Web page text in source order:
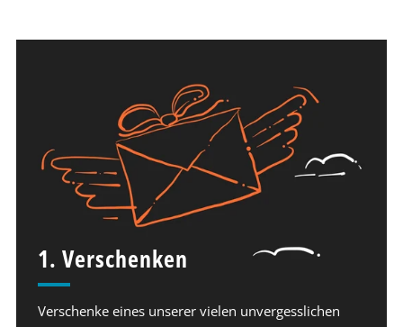
1. Verschenken
Verschenke eines unserer vielen unvergesslichen